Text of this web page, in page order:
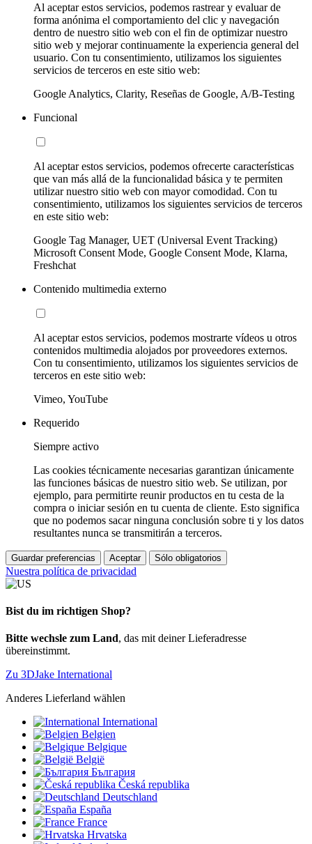
Al aceptar estos servicios, podemos rastrear y evaluar de
forma anónima el comportamiento del clic y navegación
dentro de nuestro sitio web con el fin de optimizar nuestro
sitio web y mejorar continuamente la experiencia general del
usuario. Con tu consentimiento, utilizamos los siguientes
servicios de terceros en este sitio web:
Google Analytics, Clarity, Reseñas de Google, A/B-Testing
Funcional
Al aceptar estos servicios, podemos ofrecerte características
que van más allá de la funcionalidad básica y te permiten
utilizar nuestro sitio web con mayor comodidad. Con tu
consentimiento, utilizamos los siguientes servicios de terceros
en este sitio web:
Google Tag Manager, UET (Universal Event Tracking)
Microsoft Consent Mode, Google Consent Mode, Klarna,
Freshchat
Contenido multimedia externo
Al aceptar estos servicios, podemos mostrarte vídeos u otros
contenidos multimedia alojados por proveedores externos.
Con tu consentimiento, utilizamos los siguientes servicios de
terceros en este sitio web:
Vimeo, YouTube
Requerido
Siempre activo
Las cookies técnicamente necesarias garantizan únicamente
las funciones básicas de nuestro sitio web. Se utilizan, por
ejemplo, para permitirte reunir productos en tu cesta de la
compra o iniciar sesión en tu cuenta de cliente. Esto significa
que no podemos sacar ninguna conclusión sobre ti y los datos
resultantes nunca se transmitirán a terceros.
Guardar preferencias Aceptar Sólo obligatorios
Nuestra política de privacidad
Bist du im richtigen Shop?
Bitte wechsle zum Land, das mit deiner Lieferadresse
übereinstimmt.
Zu 3DJake International
Anderes Lieferland wählen
International
Belgien
Belgique
België
България
Česká republika
Deutschland
España
France
Hrvatska